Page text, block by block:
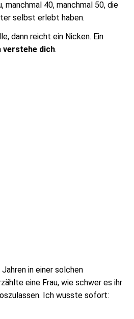
manchmal 40, manchmal 50, die
selbst erlebt haben.
dann reicht ein Nicken. Ein
verstehe dich.
in einer solchen
eine Frau, wie schwer es ihr
Ich wusste sofort: